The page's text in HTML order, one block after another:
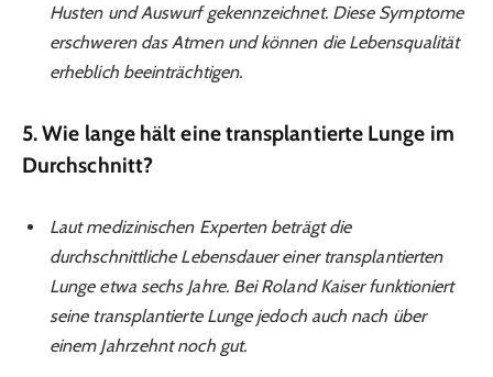
Husten und Auswurf gekennzeichnet. Diese Symptome
erschweren das Atmen und können die Lebensqualität
erheblich beeinträchtigen.
5. Wie lange hält eine transplantierte Lunge im
Durchschnitt?
Laut medizinischen Experten beträgt die
durchschnittliche Lebensdauer einer transplantierten
Lunge etwa sechs Jahre. Bei Roland Kaiser funktioniert
seine transplantierte Lunge jedoch auch nach über
einem Jahrzehnt noch gut.